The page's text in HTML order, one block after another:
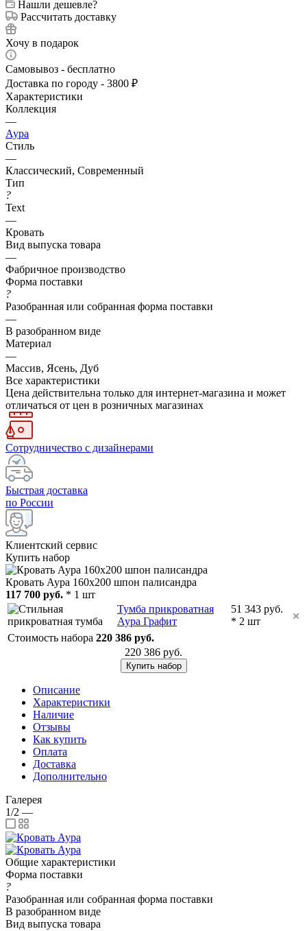
Нашли дешевле?
Рассчитать доставку
Хочу в подарок
Самовывоз - бесплатно
Доставка по городу - 3800 ₽
Характеристики
Коллекция
—
Аура
Стиль
—
Классический, Современный
Тип
?
Text
—
Кровать
Вид выпуска товара
—
Фабричное производство
Форма поставки
?
Разобранная или собранная форма поставки
—
В разобранном виде
Материал
—
Массив, Ясень, Дуб
Все характеристики
Цена действительна только для интернет-магазина и может
отличаться от цен в розничных магазинах
Сотрудничество с дизайнерами
Быстрая доставка
по России
Клиентский сервис
Купить набор
Кровать Аура 160х200 шпон палисандра
117 700 руб. * 1 шт
Тумба прикроватная
Аура Графит
51 343 руб.
* 2 шт
Стоимость набора 220 386 руб.
220 386 руб.
Купить набор
Описание
Характеристики
Наличие
Отзывы
Как купить
Оплата
Доставка
Дополнительно
Галерея
1/2 —
Общие характеристики
Форма поставки
?
Разобранная или собранная форма поставки
В разобранном виде
Вид выпуска товара